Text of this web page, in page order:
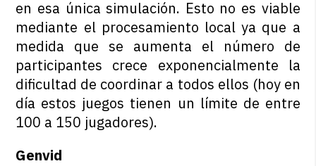
en esa única simulación. Esto no es viable
mediante el procesamiento local ya que a
medida que se aumenta el número de
participantes crece exponencialmente la
dificultad de coordinar a todos ellos (hoy en
día estos juegos tienen un límite de entre
100 a 150 jugadores).
Genvid